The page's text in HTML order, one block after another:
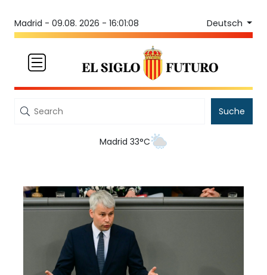
Madrid - 09.08. 2026 - 16:01:08 Deutsch
Suche
Madrid 33°C